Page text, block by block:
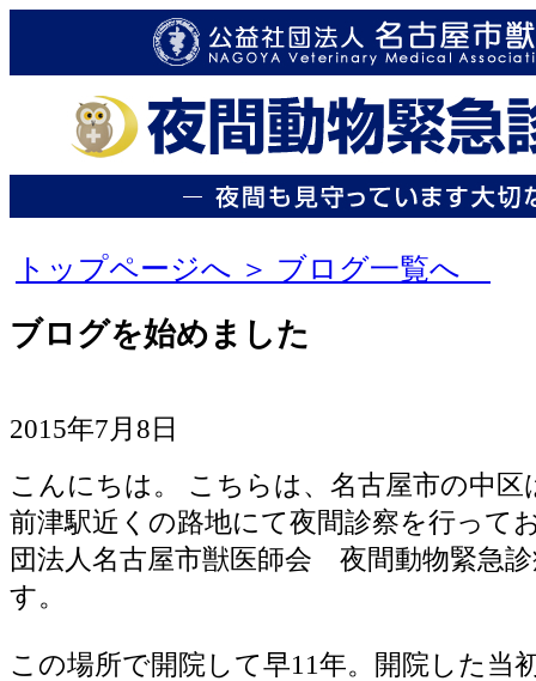
トップページへ ＞ ブログ一覧へ
ブログを始めました
2015年7月8日
こんにちは。 こちらは、名古屋市の中区
前津駅近くの路地にて夜間診察を行って
団法人名古屋市獣医師会 夜間動物緊急
す。
この場所で開院して早11年。開院した当